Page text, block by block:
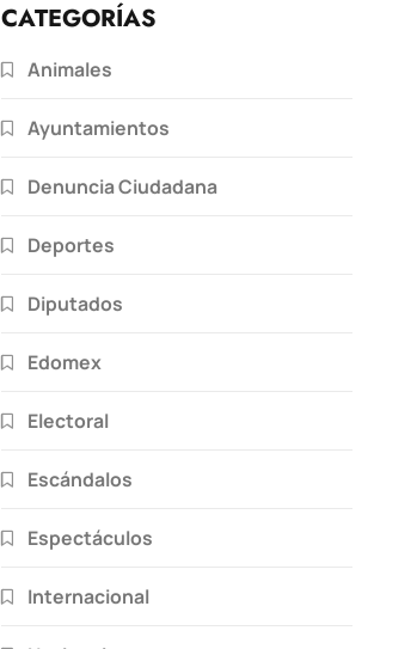
CATEGORÍAS
Animales
Ayuntamientos
Denuncia Ciudadana
Deportes
Diputados
Edomex
Electoral
Escándalos
Espectáculos
Internacional